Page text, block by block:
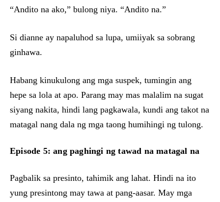
“Andito na ako,” bulong niya. “Andito na.”
Si dianne ay napaluhod sa lupa, umiiyak sa sobrang
ginhawa.
Habang kinukulong ang mga suspek, tumingin ang
hepe sa lola at apo. Parang may mas malalim na sugat
siyang nakita, hindi lang pagkawala, kundi ang takot na
matagal nang dala ng mga taong humihingi ng tulong.
Episode 5: ang paghingi ng tawad na matagal na
Pagbalik sa presinto, tahimik ang lahat. Hindi na ito
yung presintong may tawa at pang-aasar. May mga